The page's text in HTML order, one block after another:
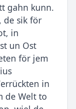
gahn kunn.
de sik för
in
un Ost
för jem
in
de Welt to